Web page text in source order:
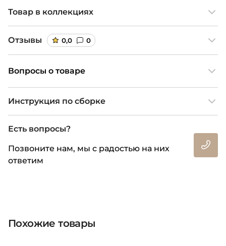
Товар в коллекциях
Отзывы 0,0 0
Вопросы о товаре
Инструкция по сборке
Есть вопросы?
Позвоните нам, мы с радостью на них
ответим
Похожие товары